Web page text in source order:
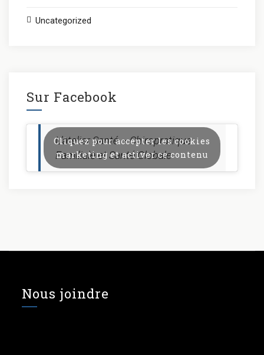
Uncategorized
Sur Facebook
L’atelier Santé – Chiropratique
Familiale et Santé Globale
Cliquez pour accepter les cookies
marketing et activer ce contenu
Nous joindre